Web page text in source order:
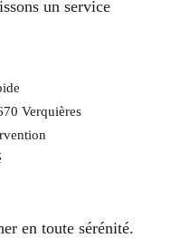
un service
Verquières
en toute sérénité.